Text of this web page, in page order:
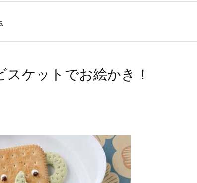
ケットでお絵かき！